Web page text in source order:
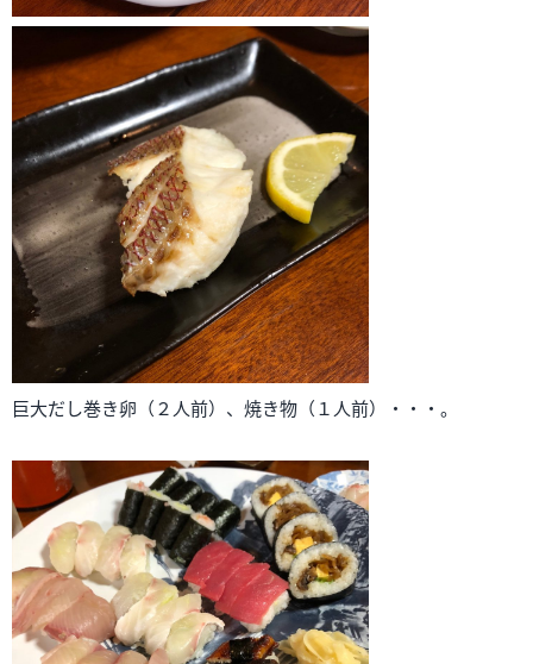
巨大だし巻き卵（２人前）、焼き物（１人前）・・・。